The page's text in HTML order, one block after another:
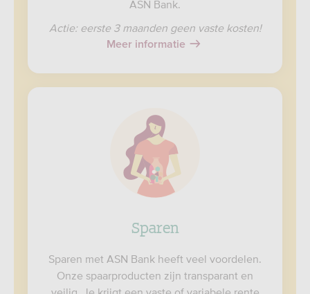
ASN Bank.
Actie: eerste 3 maanden geen vaste kosten!
Meer informatie
Sparen
Sparen met ASN Bank heeft veel voordelen.
Onze spaarproducten zijn transparant en